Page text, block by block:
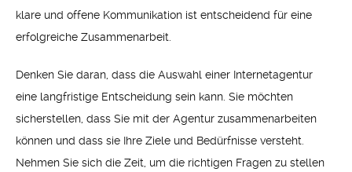
klare und offene Kommunikation ist entscheidend für eine
erfolgreiche Zusammenarbeit.
Denken Sie daran, dass die Auswahl einer Internetagentur
eine langfristige Entscheidung sein kann. Sie möchten
sicherstellen, dass Sie mit der Agentur zusammenarbeiten
können und dass sie Ihre Ziele und Bedürfnisse versteht.
Nehmen Sie sich die Zeit, um die richtigen Fragen zu stellen